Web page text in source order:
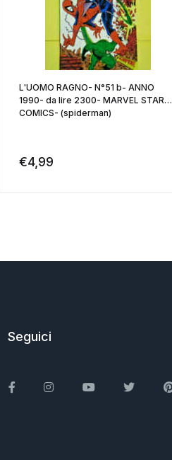
L'UOMO RAGNO- N°51 b- ANNO
1990- da lire 2300- MARVEL STAR
COMICS- (spiderman)
€4,99
Seguici
FacebookInstagramYou TubeTwitter